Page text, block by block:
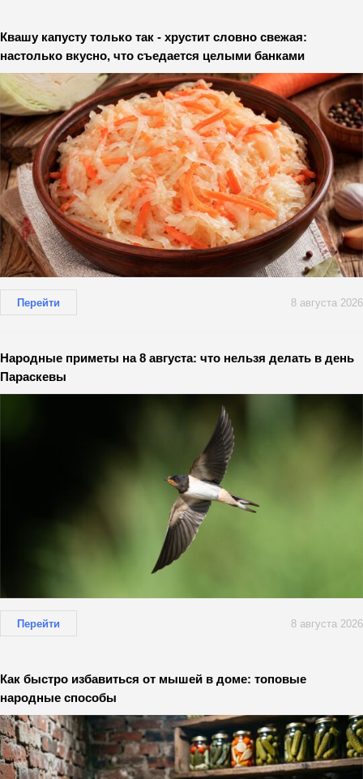
Квашу капусту только так - хрустит словно свежая:
настолько вкусно, что съедается целыми банками
Перейти 8 августа 2026
Народные приметы на 8 августа: что нельзя делать в день
Параскевы
Перейти 8 августа 2026
Как быстро избавиться от мышей в доме: топовые
народные способы